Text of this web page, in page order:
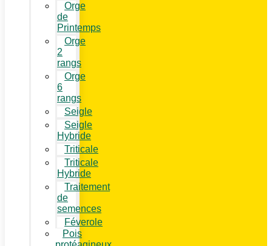
Orge
de
Printemps
Orge
2
rangs
Orge
6
rangs
Seigle
Seigle
Hybride
Triticale
Triticale
Hybride
Traitement
de
semences
Féverole
Pois